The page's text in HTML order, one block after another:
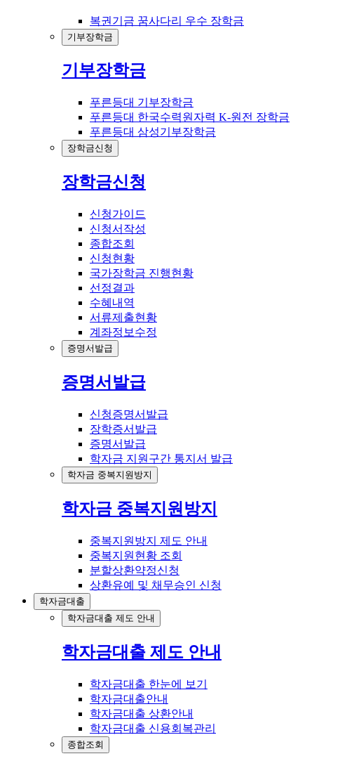
복권기금 꿈사다리 우수 장학금
기부장학금
기부장학금
푸른등대 기부장학금
푸른등대 한국수력원자력 K-원전 장학금
푸른등대 삼성기부장학금
장학금신청
장학금신청
신청가이드
신청서작성
종합조회
신청현황
국가장학금 진행현황
선정결과
수혜내역
서류제출현황
계좌정보수정
증명서발급
증명서발급
신청증명서발급
장학증서발급
증명서발급
학자금 지원구간 통지서 발급
학자금 중복지원방지
학자금 중복지원방지
중복지원방지 제도 안내
중복지원현황 조회
분할상환약정신청
상환유예 및 채무승인 신청
학자금대출
학자금대출 제도 안내
학자금대출 제도 안내
학자금대출 한눈에 보기
학자금대출안내
학자금대출 상환안내
학자금대출 신용회복관리
종합조회